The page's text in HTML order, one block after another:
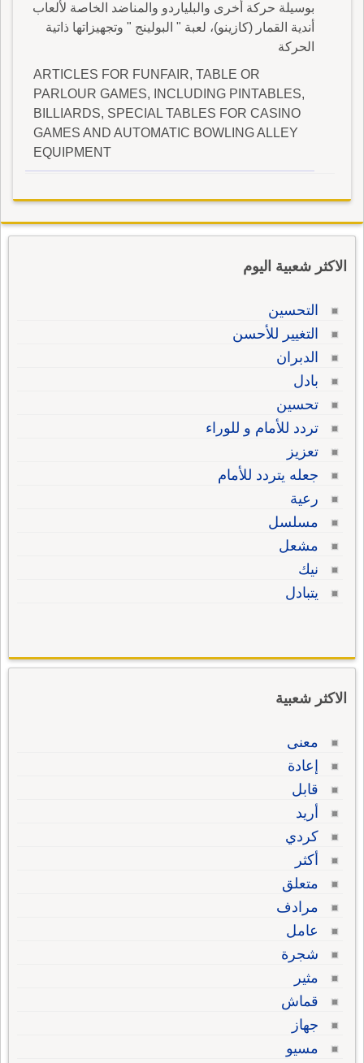
بوسيلة حركة أخرى والبلياردو والمناضد الخاصة لألعاب
أندية القمار (كازينو)، لعبة " البولينج " وتجهيزاتها ذاتية
الحركة
ARTICLES FOR FUNFAIR, TABLE OR
PARLOUR GAMES, INCLUDING PINTABLES,
BILLIARDS, SPECIAL TABLES FOR CASINO
GAMES AND AUTOMATIC BOWLING ALLEY
EQUIPMENT
الاكثر شعبية اليوم
التحسين
التغيير للأحسن
الدبران
بادل
تحسين
تردد للأمام و للوراء
تعزيز
جعله يتردد للأمام
رعية
مسلسل
مشعل
نيك
يتبادل
الاكثر شعبية
معنى
إعادة
قابل
أريد
كردي
أكثر
متعلق
مرادف
عامل
شجرة
مثير
قماش
جهاز
مسيو